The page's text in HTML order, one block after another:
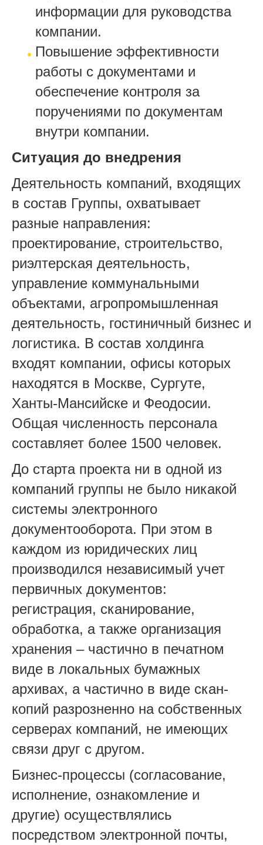
информации для руководства
компании.
Повышение эффективности
работы с документами и
обеспечение контроля за
поручениями по документам
внутри компании.
Ситуация до внедрения
Деятельность компаний, входящих
в состав Группы, охватывает
разные направления:
проектирование, строительство,
риэлтерская деятельность,
управление коммунальными
объектами, агропромышленная
деятельность, гостиничный бизнес и
логистика. В состав холдинга
входят компании, офисы которых
находятся в Москве, Сургуте,
Ханты-Мансийске и Феодосии.
Общая численность персонала
составляет более 1500 человек.
До старта проекта ни в одной из
компаний группы не было никакой
системы электронного
документооборота. При этом в
каждом из юридических лиц
производился независимый учет
первичных документов:
регистрация, сканирование,
обработка, а также организация
хранения – частично в печатном
виде в локальных бумажных
архивах, а частично в виде скан-
копий разрозненно на собственных
серверах компаний, не имеющих
связи друг с другом.
Бизнес-процессы (согласование,
исполнение, ознакомление и
другие) осуществлялись
посредством электронной почты,